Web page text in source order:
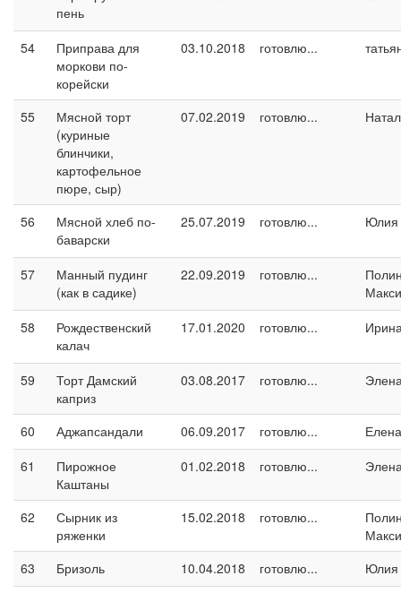
пень
54
Приправа для
моркови по-
корейски
03.10.2018 готовлю...
55
Мясной торт
(куриные
блинчики,
картофельное
пюре, сыр)
07.02.2019 готовлю...
56
Мясной хлеб по-
баварски
25.07.2019 готовлю... Юлия
57
Манный пудинг
(как в садике)
22.09.2019 готовлю...
58
Рождественский
калач
17.01.2020 готовлю...
59
Торт Дамский
каприз
03.08.2017 готовлю...
60 Аджапсандали 06.09.2017 готовлю...
Елена
61
Пирожное
Каштаны
01.02.2018 готовлю...
62
Сырник из
ряженки
15.02.2018 готовлю...
63
Бризоль 10.04.2018 готовлю...
Юлия